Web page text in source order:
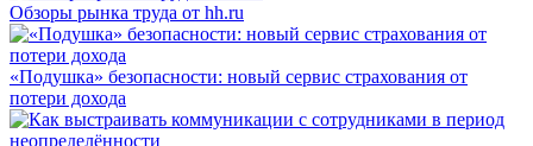
Обзоры рынка труда от hh.ru
«Подушка» безопасности: новый сервис страхования от
потери дохода